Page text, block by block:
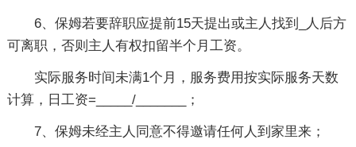
6、保姆若要辞职应提前15天提出或主人找到_人后方
可离职，否则主人有权扣留半个月工资。
实际服务时间未满1个月，服务费用按实际服务天数
计算，日工资=_____/_______；
7、保姆未经主人同意不得邀请任何人到家里来；